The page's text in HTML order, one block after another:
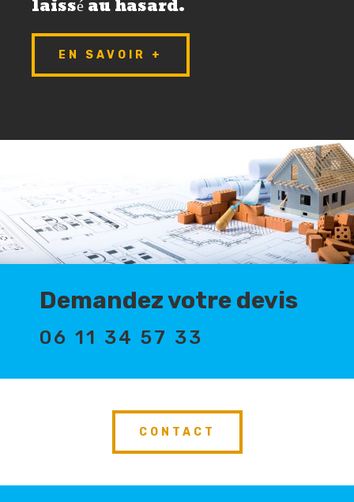
laissé au hasard.
EN SAVOIR +
Demandez votre devis
06 11 34 57 33
CONTACT